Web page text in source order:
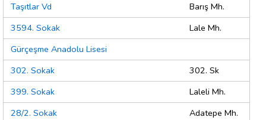
Taşıtlar Vd
Barış Mh.
3594. Sokak
Lale Mh.
Gürçeşme Anadolu Lisesi
302. Sokak
302. Sk
399. Sokak
Laleli Mh.
28/2. Sokak
Adatepe Mh.